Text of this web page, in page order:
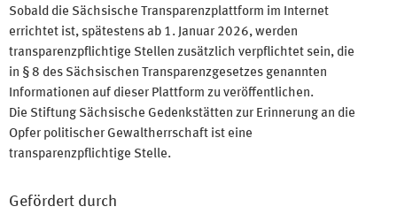
Sobald die Sächsische Transparenzplattform im Internet
errichtet ist, spätestens ab 1. Januar 2026, werden
transparenzpflichtige Stellen zusätzlich verpflichtet sein, die
in § 8 des Sächsischen Transparenzgesetzes genannten
Informationen auf dieser Plattform zu veröffentlichen.
Die Stiftung Sächsische Gedenkstätten zur Erinnerung an die
Opfer politischer Gewaltherrschaft ist eine
transparenzpflichtige Stelle.
Gefördert durch